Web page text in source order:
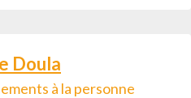
Doula
à la personne